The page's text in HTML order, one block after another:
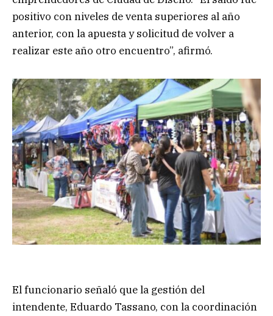
positivo con niveles de venta superiores al año
anterior, con la apuesta y solicitud de volver a
realizar este año otro encuentro”, afirmó.
El funcionario señaló que la gestión del
intendente, Eduardo Tassano, con la coordinación